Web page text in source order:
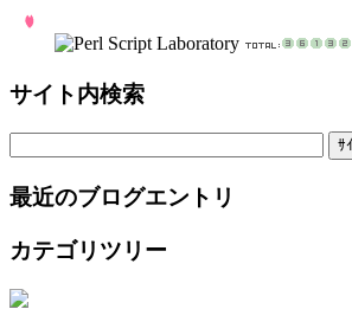
サイト内検索
最近のブログエントリ
カテゴリツリー